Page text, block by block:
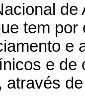
tem
e
e
através